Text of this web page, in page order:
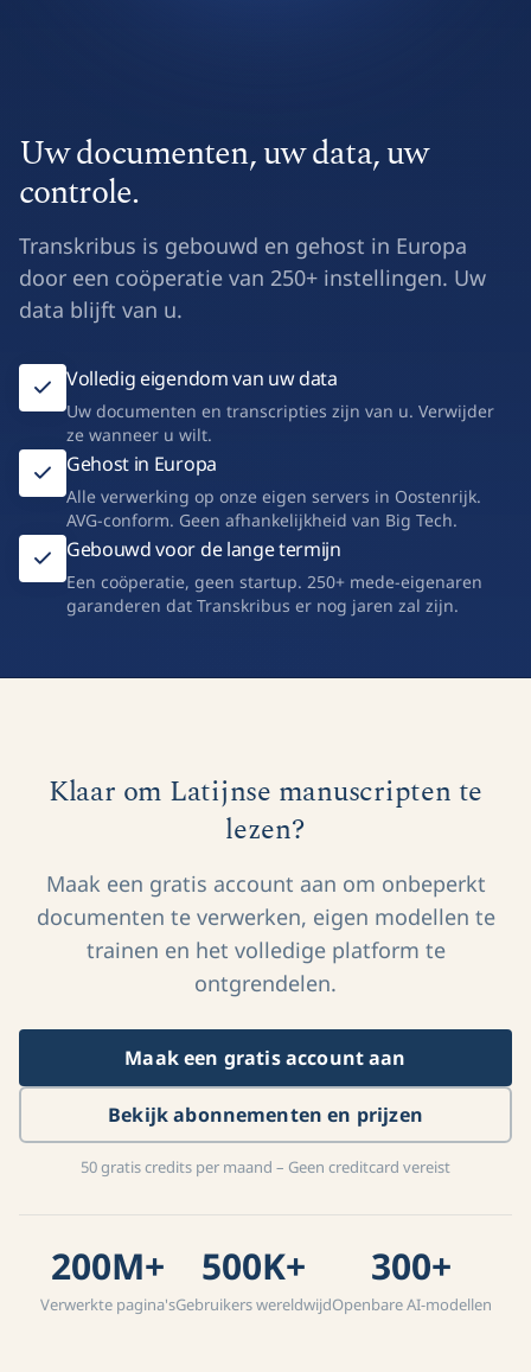
Uw documenten, uw data, uw
controle.
Transkribus is gebouwd en gehost in Europa
door een coöperatie van 250+ instellingen. Uw
data blijft van u.
Volledig eigendom van uw data
Uw documenten en transcripties zijn van u. Verwijder
ze wanneer u wilt.
Gehost in Europa
Alle verwerking op onze eigen servers in Oostenrijk.
AVG-conform. Geen afhankelijkheid van Big Tech.
Gebouwd voor de lange termijn
Een coöperatie, geen startup. 250+ mede-eigenaren
garanderen dat Transkribus er nog jaren zal zijn.
Klaar om Latijnse manuscripten te
lezen?
Maak een gratis account aan om onbeperkt
documenten te verwerken, eigen modellen te
trainen en het volledige platform te
ontgrendelen.
Maak een gratis account aan
Bekijk abonnementen en prijzen
50 gratis credits per maand – Geen creditcard vereist
200M+
Verwerkte pagina's
500K+
Gebruikers wereldwijd
300+
Openbare AI-modellen